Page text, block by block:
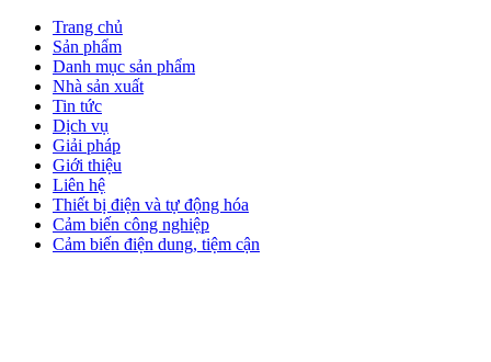
Trang chủ
Sản phẩm
Danh mục sản phẩm
Nhà sản xuất
Tin tức
Dịch vụ
Giải pháp
Giới thiệu
Liên hệ
Thiết bị điện và tự động hóa
Cảm biến công nghiệp
Cảm biến điện dung, tiệm cận